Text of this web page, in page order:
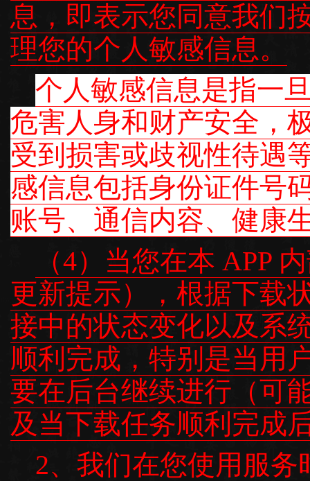
息，即表示您同意我们
理您的个人敏感信息。
个人敏感信息是指一
危害人身和财产安全，
受到损害或歧视性待遇
感信息包括身份证件号
账号、通信内容、健康
（4）当您在本 APP
更新提示），根据下载
接中的状态变化以及系
顺利完成，特别是当用
要在后台继续进行（可
及当下载任务顺利完成
2、我们在您使用服务